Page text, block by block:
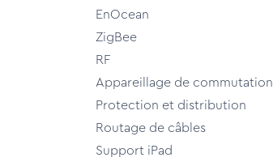
EnOcean
ZigBee
RF
Appareillage de commutation
Protection et distribution
Routage de câbles
Support iPad